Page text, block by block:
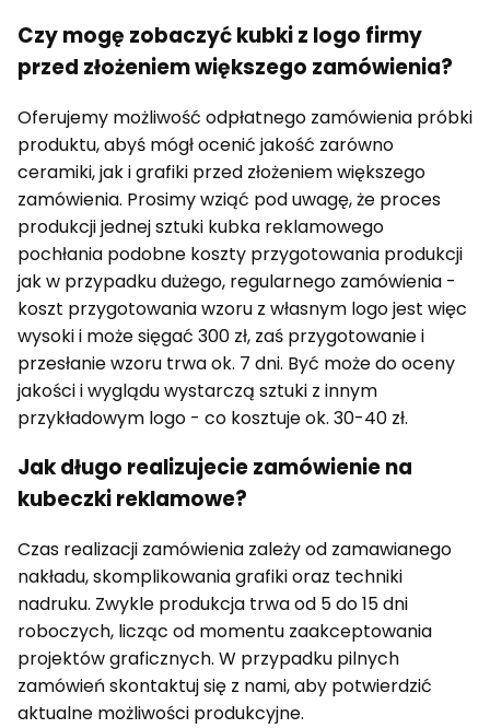
Czy mogę zobaczyć kubki z logo firmy
przed złożeniem większego zamówienia?
Oferujemy możliwość odpłatnego zamówienia próbki
produktu, abyś mógł ocenić jakość zarówno
ceramiki, jak i grafiki przed złożeniem większego
zamówienia. Prosimy wziąć pod uwagę, że proces
produkcji jednej sztuki kubka reklamowego
pochłania podobne koszty przygotowania produkcji
jak w przypadku dużego, regularnego zamówienia -
koszt przygotowania wzoru z własnym logo jest więc
wysoki i może sięgać 300 zł, zaś przygotowanie i
przesłanie wzoru trwa ok. 7 dni. Być może do oceny
jakości i wyglądu wystarczą sztuki z innym
przykładowym logo - co kosztuje ok. 30-40 zł.
Jak długo realizujecie zamówienie na
kubeczki reklamowe?
Czas realizacji zamówienia zależy od zamawianego
nakładu, skomplikowania grafiki oraz techniki
nadruku. Zwykle produkcja trwa od 5 do 15 dni
roboczych, licząc od momentu zaakceptowania
projektów graficznych. W przypadku pilnych
zamówień skontaktuj się z nami, aby potwierdzić
aktualne możliwości produkcyjne.